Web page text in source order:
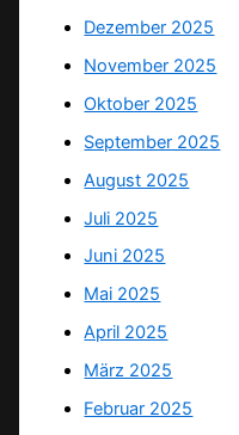
Dezember 2025
November 2025
Oktober 2025
September 2025
August 2025
Juli 2025
Juni 2025
Mai 2025
April 2025
März 2025
Februar 2025